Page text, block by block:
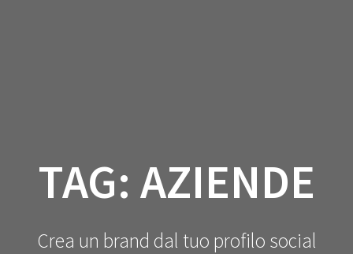
TAG: AZIENDE
Crea un brand dal tuo profilo social